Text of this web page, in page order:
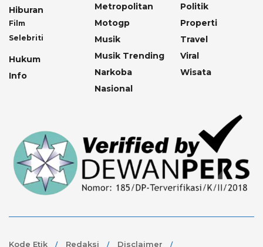
Hiburan
Film
Selebriti
Hukum
Info
Metropolitan
Motogp
Musik
Musik Trending
Narkoba
Nasional
Politik
Properti
Travel
Viral
Wisata
Kode Etik Redaksi Disclaimer